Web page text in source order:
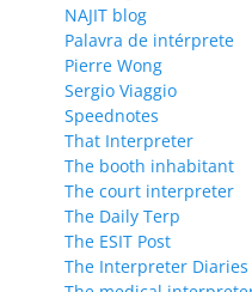
NAJIT blog
Palavra de intérprete
Pierre Wong
Sergio Viaggio
Speednotes
That Interpreter
The booth inhabitant
The court interpreter
The Daily Terp
The ESIT Post
The Interpreter Diaries